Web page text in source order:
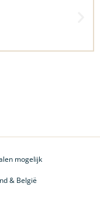
mogelijk
& België